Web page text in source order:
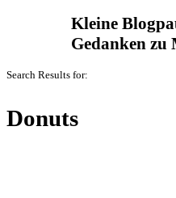
Kleine
Gedanken zu
Search Results for:
Donuts